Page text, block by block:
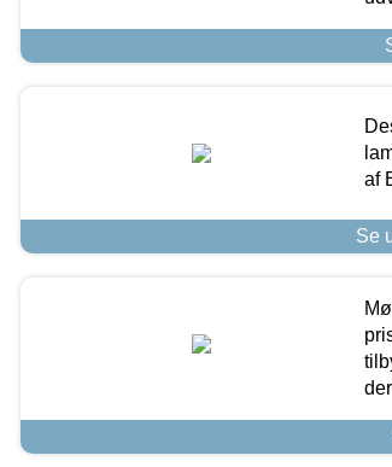
af
Se